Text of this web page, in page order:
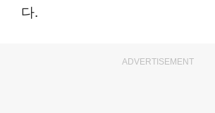
다.
ADVERTISEMENT